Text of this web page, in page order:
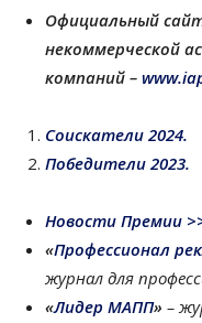
Официальный
некоммерческой
компаний –
Соискатели 2024.
Победители 2023.
Новости Премии
«Профессионал
журнал для
«Лидер МАПП» –